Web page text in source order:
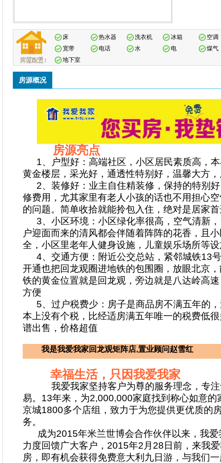
床 热水器 洗衣机 冰箱
空调
宽带
电话 水 电
煤气
地下室
房源概况
房源亮点
1、户型好：高端社区，小区居民素质高，
黄金楼层，采光好，通透性特别好，温馨大方
2、装修好：业主自住精装修，保持的特别
修费用，尤其家里有老人小孩的话也不用担心
的问题。简单收拾就能拎包入住，绝对是居家
3、小区环境：小区绿化率很高，空气清新
户迎面而来的清风都会伴随着阵阵的花香，且
全，小区里老年人健身设施，儿童娱乐场所等
4、交通方便：附近公交总站，紧邻城铁13
开通也把回龙观圈进地铁的包围圈，放眼北京
铁的黄金位置就是回龙观，旁边就是八达岭高
方便
5、过户税费少：房子是商品房不满五年的
本上没有个税，比经适房满五年唯一的税费低
谱出售，价格超值
我是我爱我家回龙观矩阵店,置业顾问赵雪红
幸福生活，只因我爱我家
我爱我家坚持客户为尊的服务理念，专注
易。13年来，为2,000,000家庭找到称心如意的
京城1800多个店组，致力于为您提供更优质的
务。
成为2015年米兰世博会合作伙伴以来，我爱
力度回馈广大客户，2015年2月28日前，来我
房，即有机会获得免费意大利九日游，与我们